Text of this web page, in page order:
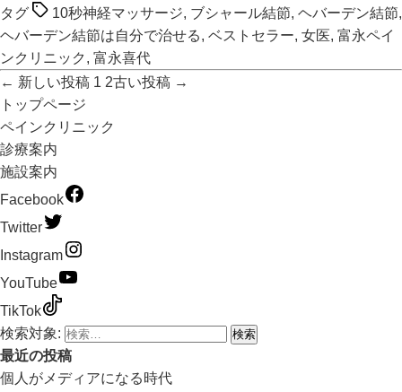
タグ
10秒神経マッサージ, ブシャール結節, ヘバーデン結節,
ヘバーデン結節は自分で治せる, ベストセラー, 女医, 富永ペイ
ンクリニック , 富永喜代
← 新しい投稿 1 2古い投稿 →
トップページ
ペインクリニック
診療案内
施設案内
Facebook
Twitter
Instagram
YouTube
TikTok
検索対象:
最近の投稿
個人がメディアになる時代